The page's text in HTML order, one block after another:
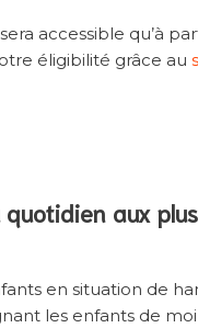
accessible qu’à
éligibilité grâce au
aux
en situation de
les enfants de